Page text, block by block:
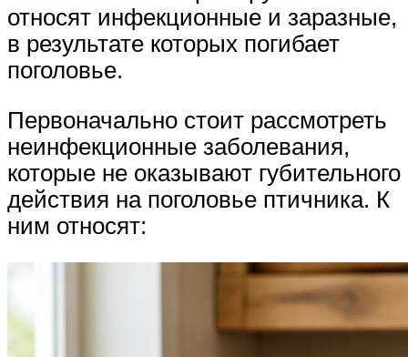
относят инфекционные и заразные,
в результате которых погибает
поголовье.
Первоначально стоит рассмотреть
неинфекционные заболевания,
которые не оказывают губительного
действия на поголовье птичника. К
ним относят: